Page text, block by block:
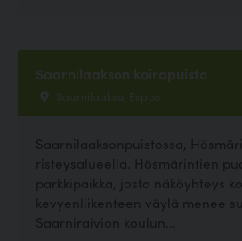
Saarnilaakson koirapuisto
Saarnilaakso, Espoo
Saarnilaaksonpuistossa,
risteysalueella. Hösmärintien
parkkipaikka, josta näköyhteys
kevyenliikenteen väylä menee
Saarniraivion koulun...